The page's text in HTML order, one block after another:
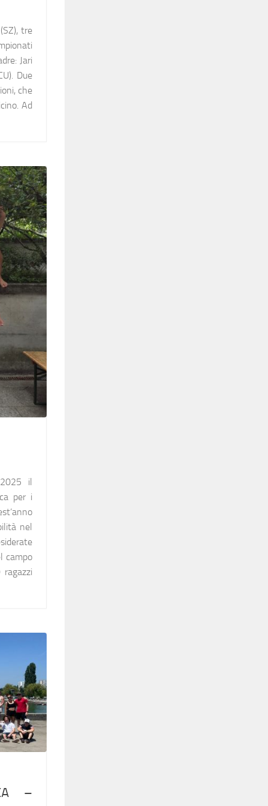
tre
Jari
Due
che
Ad
il
per i
nel
campo
–